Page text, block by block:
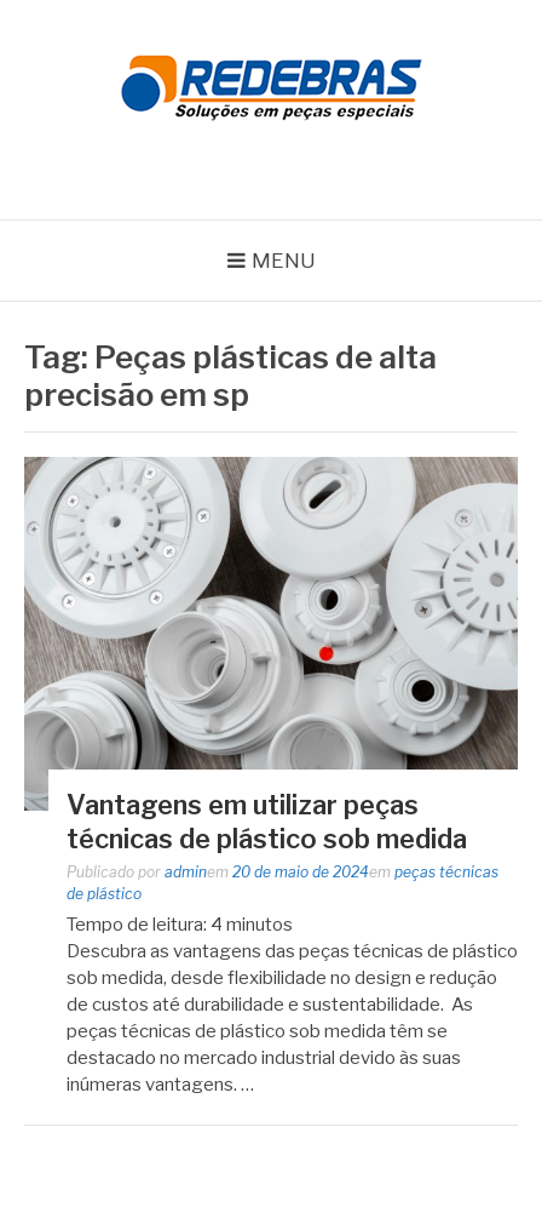
MENU
Tag: Peças plásticas de alta
precisão em sp
Vantagens em utilizar peças
técnicas de plástico sob medida
Publicado por adminem 20 de maio de 2024em peças técnicas
de plástico
Tempo de leitura: 4 minutos
Descubra as vantagens das peças técnicas de plástico
sob medida, desde flexibilidade no design e redução
de custos até durabilidade e sustentabilidade. As
peças técnicas de plástico sob medida têm se
destacado no mercado industrial devido às suas
inúmeras vantagens. …